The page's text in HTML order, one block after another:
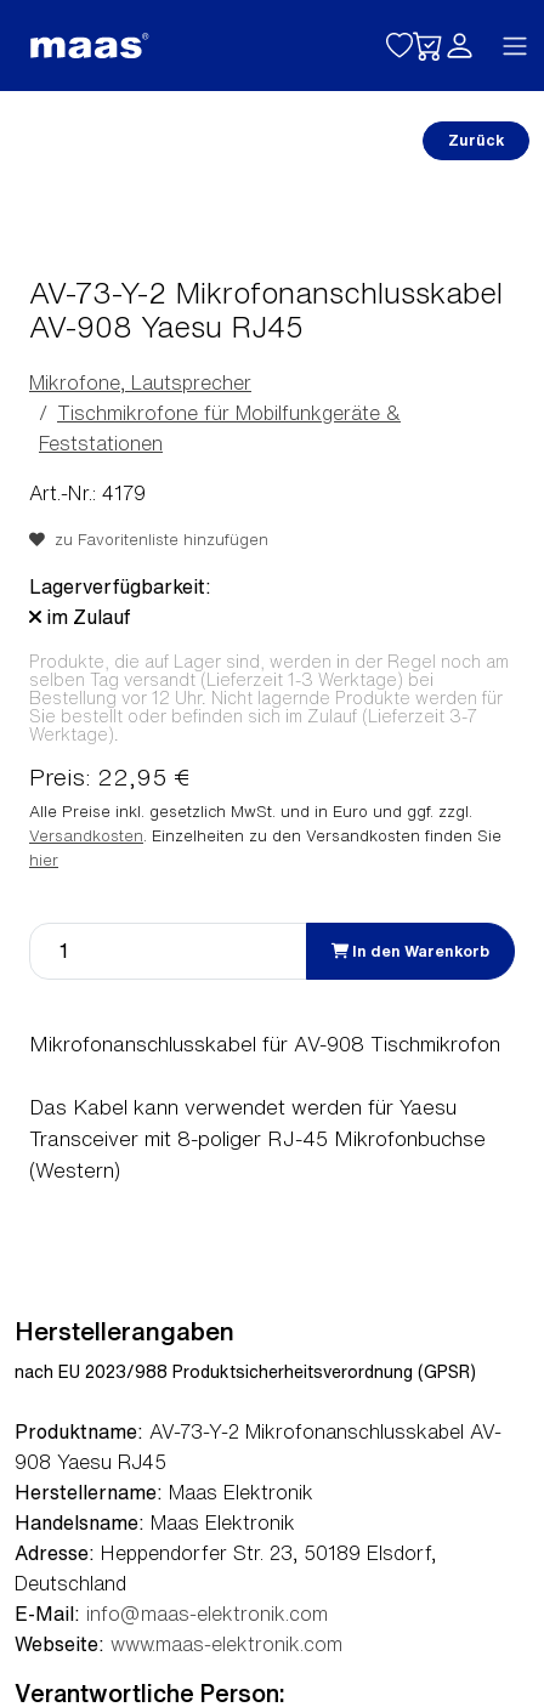
Toggle
Zurück
AV-73-Y-2 Mikrofonanschlusskabel
AV-908 Yaesu RJ45
Mikrofone, Lautsprecher
Tischmikrofone für Mobilfunkgeräte &
Feststationen
Art.-Nr.: 4179
zu Favoritenliste hinzufügen
Lagerverfügbarkeit:
im Zulauf
Produkte, die auf Lager sind, werden in der Regel noch am
selben Tag versandt (Lieferzeit 1-3 Werktage) bei
Bestellung vor 12 Uhr. Nicht lagernde Produkte werden für
Sie bestellt oder befinden sich im Zulauf (Lieferzeit 3-7
Werktage).
Preis: 22,95 €
Alle Preise inkl. gesetzlich MwSt. und in Euro und ggf. zzgl.
Versandkosten . Einzelheiten zu den Versandkosten finden Sie
hier
In den Warenkorb
Mikrofonanschlusskabel für AV-908 Tischmikrofon
Das Kabel kann verwendet werden für Yaesu
Transceiver mit 8-poliger RJ-45 Mikrofonbuchse
(Western)
Herstellerangaben
nach EU 2023/988 Produktsicherheitsverordnung (GPSR)
Produktname: AV-73-Y-2 Mikrofonanschlusskabel AV-
908 Yaesu RJ45
Herstellername: Maas Elektronik
Handelsname: Maas Elektronik
Adresse: Heppendorfer Str. 23, 50189 Elsdorf,
Deutschland
E-Mail: info@maas-elektronik.com
Webseite: www.maas-elektronik.com
Verantwortliche Person: